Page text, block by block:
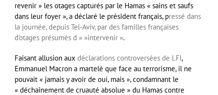
revenir » les otages capturés par le Hamas « sains et saufs
dans leur foyer », a déclaré le président français, pressé dans
la journée, depuis Tel-Aviv, par des familles françaises
d’otages présumés d » »intervenir ».
Faisant allusion aux déclarations controversées de LFI,
Emmanuel Macron a martelé que face au terrorisme, il ne
pouvait « jamais y avoir de oui, mais », condamnant le
« déchaînement de cruauté absolue » du Hamas contre